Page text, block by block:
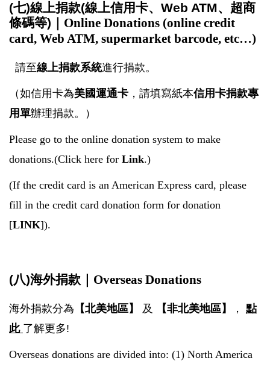
(七)線上捐款(線上信用卡、Web ATM、超商
條碼等)｜ Online Donations (online credit
card, Web ATM, supermarket barcode, etc…)
請至線上捐款系統進行捐款。
（如信用卡為美國運通卡 ，請填寫紙本信用卡捐款專
用單辦理捐款。）
Please go to the online donation system to make
donations.(Click here for Link.)
(If the credit card is an American Express card, please
fill in the credit card donation form for donation
[LINK]).
(八)海外捐款｜ Overseas Donations
海外捐款分為 【北美地區】 及 【非北美地區】 ， 點
此 了解更多!
Overseas donations are divided into: (1) North America